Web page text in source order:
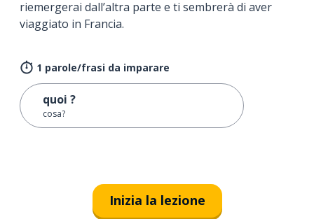
riemergerai dall’altra parte e ti sembrerà di aver
viaggiato in Francia.
1 parole/frasi da imparare
quoi ?
cosa?
Inizia la lezione